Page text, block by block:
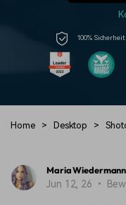
Über 100 heiße Video-
Prompts – schnell
Videos erstellen
Lernen, ausdrücken und
Fähigkeiten mit Filmora
Kunden-Support
Kunden-Geschichten
KAUFEN
Suchen
100%
Home > Desktop >
Maria Wiedermann
Jun 12, 26 •